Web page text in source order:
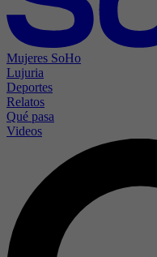
Mujeres SoHo
Lujuria
Deportes
Relatos
Qué pasa
Videos